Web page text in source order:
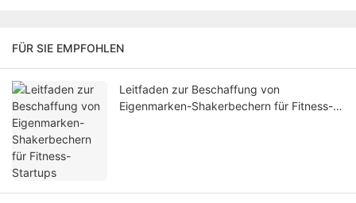
FÜR SIE EMPFOHLEN
Leitfaden zur Beschaffung von
Eigenmarken-Shakerbechern für Fitness-